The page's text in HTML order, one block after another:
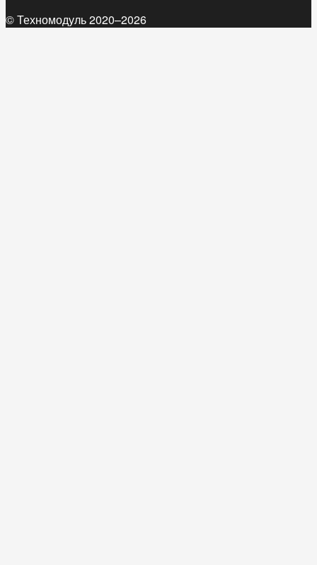
© Техномодуль 2020–2026